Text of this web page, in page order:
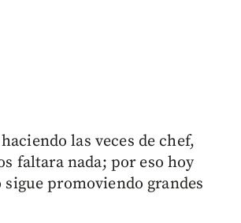
las veces de chef,
faltara nada; por eso hoy
promoviendo grandes